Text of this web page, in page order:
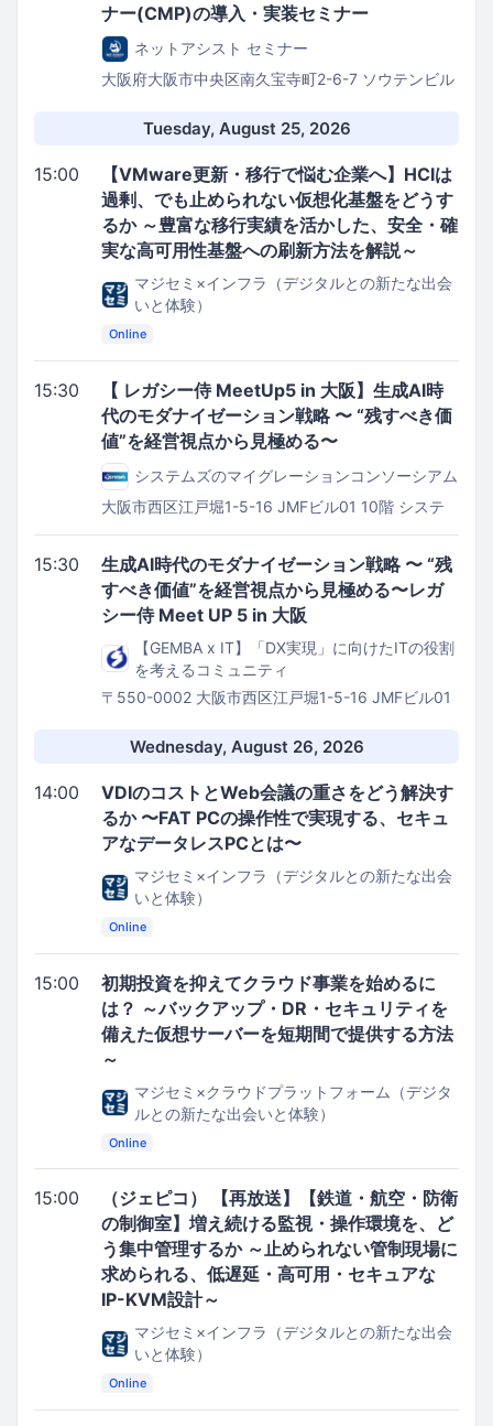
ナー(CMP)の導入・実装セミナー
ネットアシスト セミナー
大阪府大阪市中央区南久宝寺町2-6-7 ソウテンビル
Tuesday, August 25, 2026
15:00
【VMware更新・移行で悩む企業へ】HCIは
過剰、でも止められない仮想化基盤をどうす
るか ～豊富な移行実績を活かした、安全・確
実な高可用性基盤への刷新方法を解説～
マジセミ×インフラ（デジタルとの新たな出会
いと体験）
Online
15:30
【 レガシー侍 MeetUp5 in 大阪】生成AI時
代のモダナイゼーション戦略 〜 “残すべき価
値”を経営視点から見極める〜
システムズのマイグレーションコンソーシアム
大阪市西区江戸堀1-5-16 JMFビル01 10階 システ
15:30
生成AI時代のモダナイゼーション戦略 〜 “残
すべき価値”を経営視点から見極める〜レガ
シー侍 Meet UP 5 in 大阪
【GEMBA x IT】「DX実現」に向けたITの役割
を考えるコミュニティ
〒550-0002 大阪市西区江戸堀1-5-16 JMFビル01
Wednesday, August 26, 2026
14:00
VDIのコストとWeb会議の重さをどう解決す
るか 〜FAT PCの操作性で実現する、セキュ
アなデータレスPCとは〜
マジセミ×インフラ（デジタルとの新たな出会
いと体験）
Online
15:00
初期投資を抑えてクラウド事業を始めるに
は？ ～バックアップ・DR・セキュリティを
備えた仮想サーバーを短期間で提供する方法
～
マジセミ×クラウドプラットフォーム（デジタ
ルとの新たな出会いと体験）
Online
15:00
（ジェピコ） 【再放送】【鉄道・航空・防衛
の制御室】増え続ける監視・操作環境を、ど
う集中管理するか ～止められない管制現場に
求められる、低遅延・高可用・セキュアな
IP-KVM設計～
マジセミ×インフラ（デジタルとの新たな出会
いと体験）
Online